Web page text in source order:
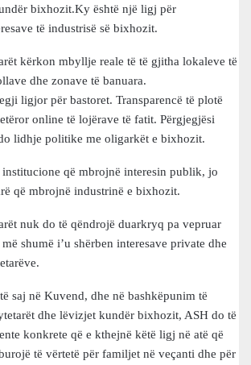
bixhozit.Ky është një ligj për
të industrisë së bixhozit.
kërkon mbyllje reale të të gjitha lokaleve të
dhe zonave të banuara.
ligjor për bastoret. Transparencë të plotë
online të lojërave të fatit. Përgjegjësi
lidhje politike me oligarkët e bixhozit.
që mbrojnë interesin publik, jo
që mbrojnë industrinë e bixhozit.
nuk do të qëndrojë duarkryq pa vepruar
shumë i’u shërben interesave private dhe
saj në Kuvend, dhe në bashkëpunim të
dhe lëvizjet kundër bixhozit, ASH do të
konkrete që e kthejnë këtë ligj në atë që
të vërtetë për familjet në veçanti dhe për